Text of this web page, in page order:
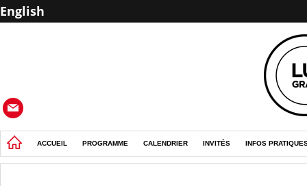
English
ACCUEIL PROGRAMME CALENDRIER INVITÉS INFOS